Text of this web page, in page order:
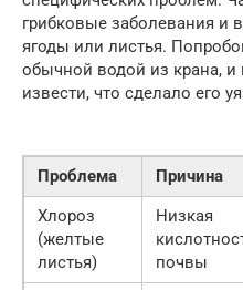
грибковые заболевания и
ягоды или листья.
обычной водой из крана, и
извести, что сделало его
Проблема Причина
Хлороз
(желтые
листья)
Низкая
почвы